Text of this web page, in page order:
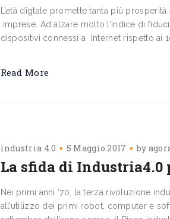
L’età digtale promette tanta più
imprese. Ad alzare molto l’indice di
dispositivi connessi a Internet rispetto ai
Read More
industria 4.0 5 Maggio 2017 by
La sfida di
Nei primi anni ’70, la terza rivoluzione
all’utilizzo dei primi robot, computer e